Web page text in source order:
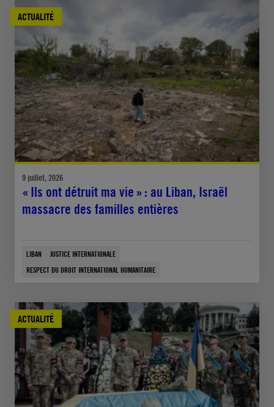
ACTUALITÉ
9 juillet, 2026
« Ils ont détruit ma vie » : au Liban, Israël
massacre des familles entières
LIBAN
JUSTICE INTERNATIONALE
RESPECT DU DROIT INTERNATIONAL HUMANITAIRE
ACTUALITÉ